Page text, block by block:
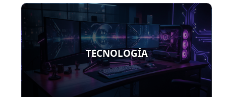
TECNOLOGÍA